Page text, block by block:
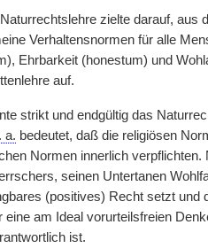
zielte darauf, aus
Verhaltensnormen für alle
Ehrbarkeit (honestum) und
auf.
strikt und endgültig das
a. bedeutet, daß die religiösen
Normen innerlich
seinen Untertanen
(positives) Recht setzt und
eine am Ideal vorurteilsfreien
ist.